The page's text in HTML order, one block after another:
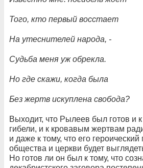
Того, кто первый восстает
На утеснителей народа, -
Судьба меня уж обрекла.
Но где скажи, когда была
Без жертв искуплена свобода?
Выходит, что Рылеев был готов и
гибели, и к кровавым жертвам
и даже к тому, что его героический
общества и церкви будет
Но готов ли он был к тому, что